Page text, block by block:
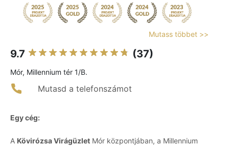
Mutass többet >>
9.7 (37)
Mór, Millennium tér 1/B.
Mutasd a telefonszámot
Egy cég:
A Kövirózsa Virágüzlet Mór központjában, a Millennium